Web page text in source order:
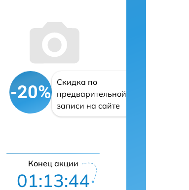
-20%
Скидка по
предварительной
записи на сайте
Конец акции
01:13:43